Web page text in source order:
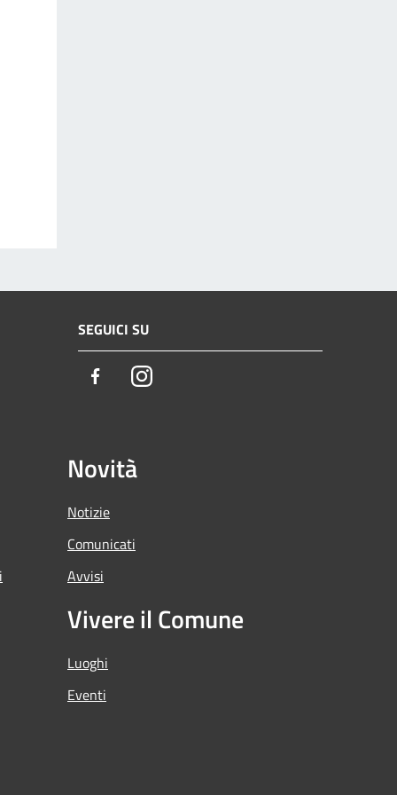
SEGUICI SU
FacebookInstagram
Novità
Notizie
Comunicati
Avvisi
Vivere il Comune
Luoghi
Eventi